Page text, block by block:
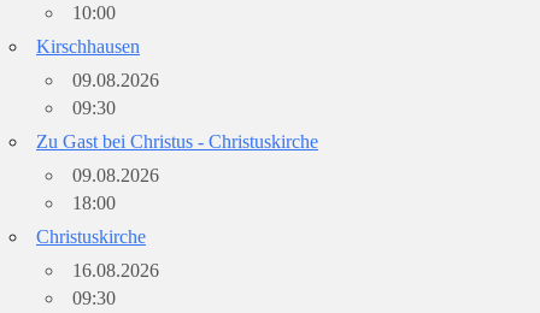
10:00
Kirschhausen
09.08.2026
09:30
Zu Gast bei Christus - Christuskirche
09.08.2026
18:00
Christuskirche
16.08.2026
09:30